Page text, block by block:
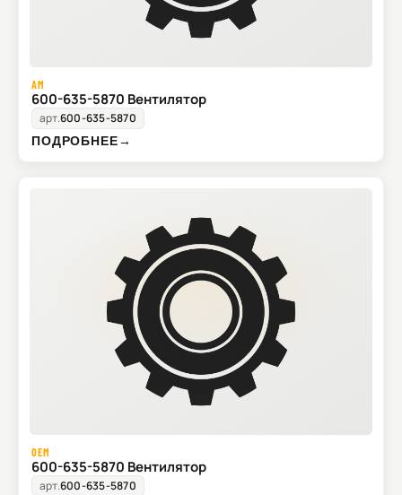
AM
600-635-5870 Вентилятор
арт.600-635-5870
ПОДРОБНЕЕ→
OEM
600-635-5870 Вентилятор
арт.600-635-5870